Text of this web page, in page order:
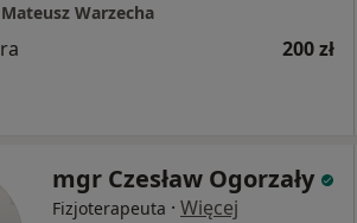
Warzecha
200 zł
mgr Czesław Ogorzały
Fizjoterapeuta · Więcej